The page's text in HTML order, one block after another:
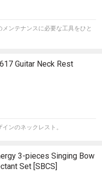
ンテナンスに必要な工具をひと
Guitar Neck Rest
ンのネックレスト。
3-pieces Singing Bow
Set [SBCS]